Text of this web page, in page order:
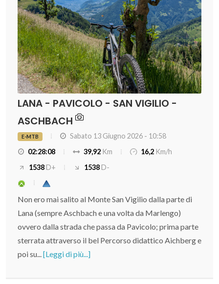
LANA - PAVICOLO - SAN VIGILIO -
ASCHBACH
E-MTB
Sabato 13 Giugno 2026 - 10:58
02:28:08
39,92 Km 16,2 Km/h
1538D+ 1538D-
Non ero mai salito al Monte San Vigilio dalla parte di
Lana (sempre Aschbach e una volta da Marlengo)
ovvero dalla strada che passa da Pavicolo; prima parte
sterrata attraverso il bel Percorso didattico Aichberg e
poi su...[Leggi di più...]